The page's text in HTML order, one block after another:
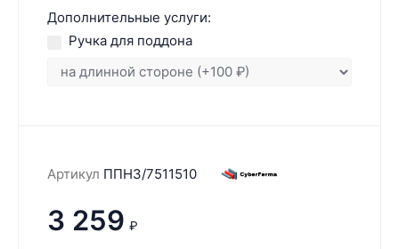
Дополнительные услуги:
Ручка для поддона
Артикул ППН3/7511510
3 259 ₽